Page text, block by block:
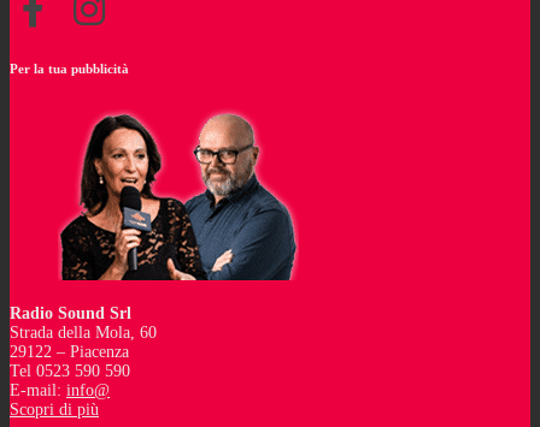
Per la tua pubblicità
Radio Sound Srl
Strada della Mola, 60
29122 – Piacenza
Tel 0523 590 590
E-mail: info@
Scopri di più